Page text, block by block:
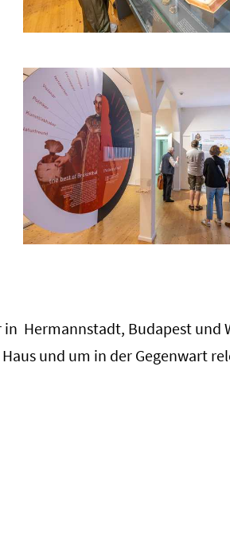
in Hermannstadt, Budapest und
und um in der Gegenwart